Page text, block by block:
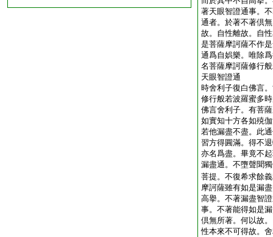
著天眼智證通事。
通者。於著不著倶
故。自性離故。自
是菩薩摩訶薩不作
通爲自娯樂。唯除
名菩薩摩訶薩修行
天眼智證通
時舍利子復白佛言
修行般若波羅蜜多
佛言舍利子。有菩
如實知十方各如殑
若他漏盡不盡。此
習方得圓滿。得不
亦名爲盡。畢竟不
漏盡通。不墮聲聞
菩提。不復希求餘
摩訶薩雖有如是漏
高擧。不著漏盡智
事。不著能得如是
倶無所著。何以故
性本來不可得故。